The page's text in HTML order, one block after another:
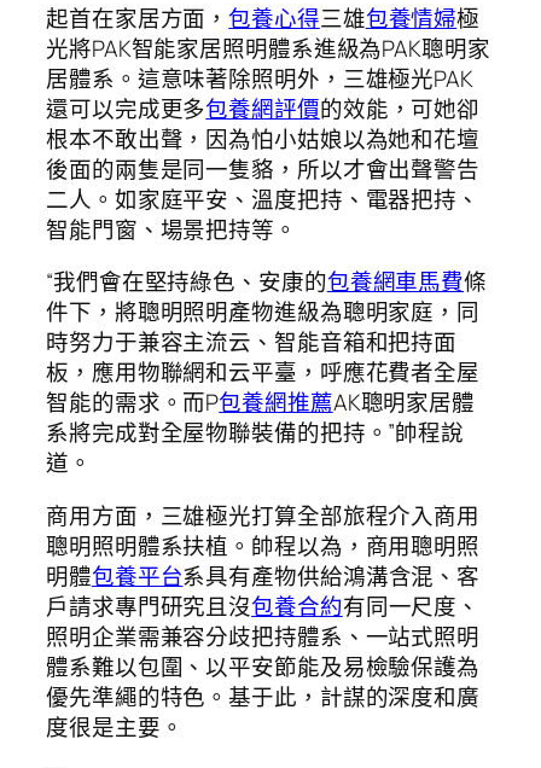
起首在家居方面，包養心得三雄包養情婦極
光將PAK智能家居照明體系進級為PAK聰明家
居體系。這意味著除照明外，三雄極光PAK
還可以完成更多包養網評價的效能，可她卻
根本不敢出聲，因為怕小姑娘以為她和花壇
後面的兩隻是同一隻貉，所以才會出聲警告
二人。如家庭平安、溫度把持、電器把持、
智能門窗、場景把持等。
“我們會在堅持綠色、安康的包養網車馬費條
件下，將聰明照明產物進級為聰明家庭，同
時努力于兼容主流云、智能音箱和把持面
板，應用物聯網和云平臺，呼應花費者全屋
智能的需求。而P包養網推薦AK聰明家居體
系將完成對全屋物聯裝備的把持。”帥程說
道。
商用方面，三雄極光打算全部旅程介入商用
聰明照明體系扶植。帥程以為，商用聰明照
明體包養平台系具有產物供給鴻溝含混、客
戶請求專門研究且沒包養合約有同一尺度、
照明企業需兼容分歧把持體系、一站式照明
體系難以包圍、以平安節能及易檢驗保護為
優先準繩的特色。基于此，計謀的深度和廣
度很是主要。